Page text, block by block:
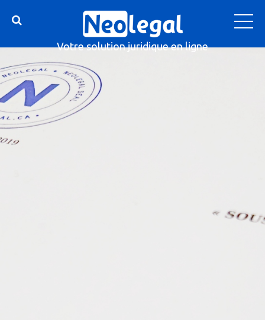
Votre solution juridique en ligne